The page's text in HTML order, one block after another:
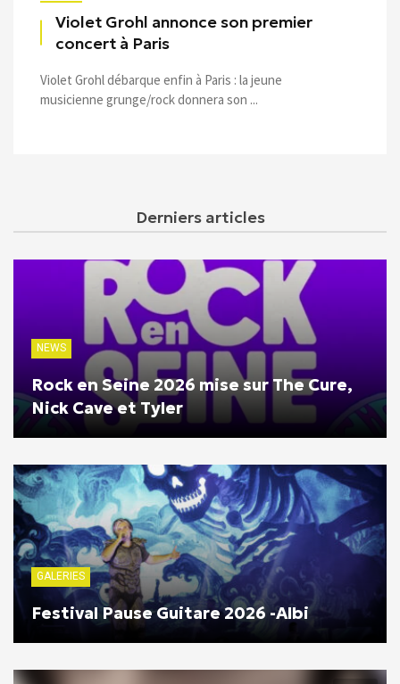
Violet Grohl annonce son premier
concert à Paris
Violet Grohl débarque enfin à Paris : la jeune
musicienne grunge/rock donnera son ...
Derniers articles
NEWS
Rock en Seine 2026 mise sur The Cure,
Nick Cave et Tyler
GALERIES
Festival Pause Guitare 2026 -Albi